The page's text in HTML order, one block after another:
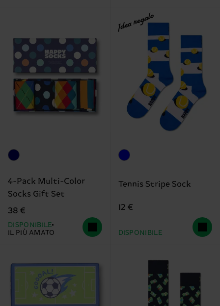
4-Pack Multi-Color
Socks Gift Set
38 €
DISPONIBILE
IL PIÙ AMATO
Idea regalo
Tennis Stripe Sock
12 €
DISPONIBILE